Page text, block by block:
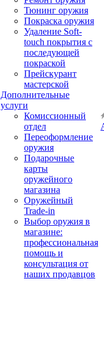
Тюнинг оружия
Покраска оружия
Удаление Soft-
touch покрытия с
последующей
покраской
Прейскурант
мастерской
Дополнительные
услуги
Комиссионный
отдел
Переоформление
оружия
Подарочные
карты
оружейного
магазина
Оружейный
Trade-in
Выбор оружия в
магазине:
профессиональная
помощь и
консультация от
наших продавцов